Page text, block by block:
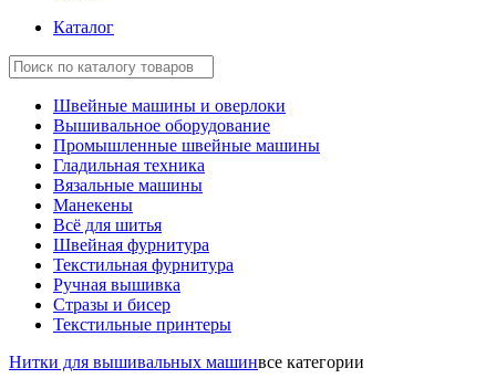
Каталог
Швейные машины и оверлоки
Вышивальное оборудование
Промышленные швейные машины
Гладильная техника
Вязальные машины
Манекены
Всё для шитья
Швейная фурнитура
Текстильная фурнитура
Ручная вышивка
Стразы и бисер
Текстильные принтеры
Нитки для вышивальных машинвсе категории